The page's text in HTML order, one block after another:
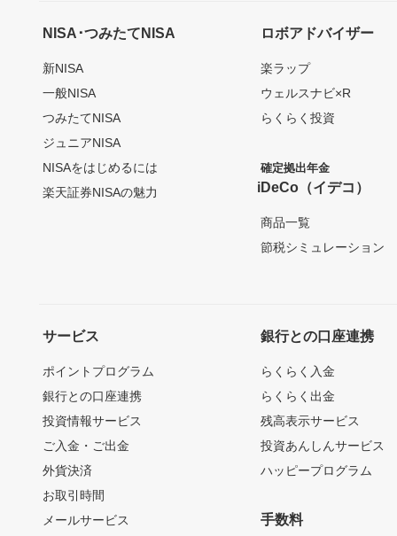
NISA･つみたてNISA
新NISA
一般NISA
つみたてNISA
ジュニアNISA
NISAをはじめるには
楽天証券NISAの魅力
ロボアドバイザー
楽ラップ
ウェルスナビ×R
らくらく投資
確定拠出年金
iDeCo（イデコ）
商品一覧
節税シミュレーション
サービス
ポイントプログラム
銀行との口座連携
投資情報サービス
ご入金・ご出金
外貨決済
お取引時間
メールサービス
銀行との口座連携
らくらく入金
らくらく出金
残高表示サービス
投資あんしんサービス
ハッピープログラム
手数料